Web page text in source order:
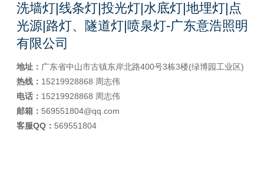
洗墙灯|线条灯|投光灯|水底灯|地埋灯|点
光源|路灯、隧道灯|喷泉灯-广东意浩照明
有限公司
地址： 广东省中山市古镇东岸北路400号3栋3楼(绿博园工业区)
热线： 15219928868 周志伟
电话： 15219928868 周志伟
邮箱： 569551804@qq.com
客服QQ： 569551804